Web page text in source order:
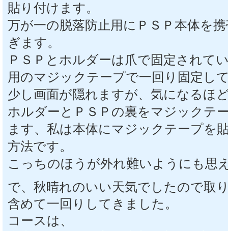
貼り付けます。
万が一の脱落防止用にＰＳＰ本体を
ぎます。
ＰＳＰとホルダーは爪で固定されて
用のマジックテープで一回り固定し
少し画面が隠れますが、気になるほ
ホルダーとＰＳＰの裏をマジックテ
ます、私は本体にマジックテープを
方法です。
こっちのほうが外れ難いようにも思
で、秋晴れのいい天気でしたので取
含めて一回りしてきました。
コースは、